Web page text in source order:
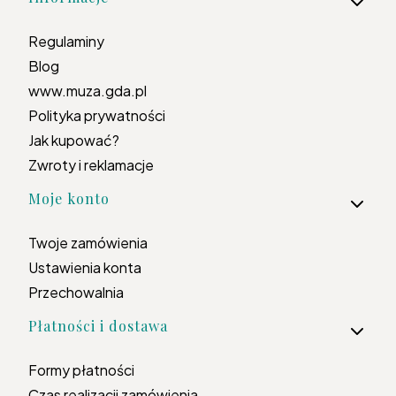
Regulaminy
Blog
www.muza.gda.pl
Polityka prywatności
Jak kupować?
Zwroty i reklamacje
Moje konto
Twoje zamówienia
Ustawienia konta
Przechowalnia
Płatności i dostawa
Formy płatności